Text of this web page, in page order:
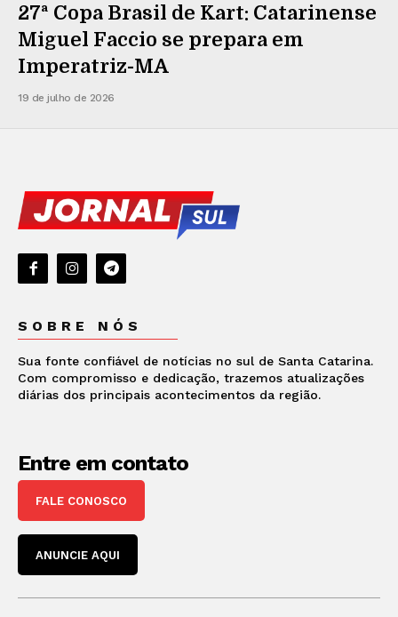
27ª Copa Brasil de Kart: Catarinense
Miguel Faccio se prepara em
Imperatriz-MA
19 de julho de 2026
SOBRE NÓS
Sua fonte confiável de notícias no sul de Santa Catarina.
Com compromisso e dedicação, trazemos atualizações
diárias dos principais acontecimentos da região.
Entre em contato
FALE CONOSCO
ANUNCIE AQUI